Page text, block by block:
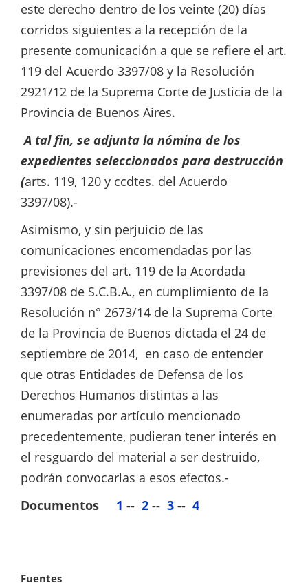
este derecho dentro de los veinte (20) días
corridos siguientes a la recepción de la
presente comunicación a que se refiere el art.
119 del Acuerdo 3397/08 y la Resolución
2921/12 de la Suprema Corte de Justicia de la
Provincia de Buenos Aires.
A tal fin, se adjunta la nómina de los
expedientes seleccionados para destrucción
(arts. 119, 120 y ccdtes. del Acuerdo
3397/08).-
Asimismo, y sin perjuicio de las
comunicaciones encomendadas por las
previsiones del art. 119 de la Acordada
3397/08 de S.C.B.A., en cumplimiento de la
Resolución n° 2673/14 de la Suprema Corte
de la Provincia de Buenos dictada el 24 de
septiembre de 2014, en caso de entender
que otras Entidades de Defensa de los
Derechos Humanos distintas a las
enumeradas por artículo mencionado
precedentemente, pudieran tener interés en
el resguardo del material a ser destruido,
podrán convocarlas a esos efectos.-
Documentos
1 -- 2 -- 3 -- 4
Fuentes